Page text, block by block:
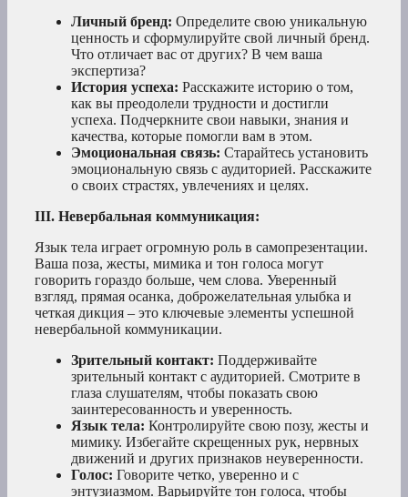
Личный бренд: Определите свою уникальную
ценность и сформулируйте свой личный бренд.
Что отличает вас от других? В чем ваша
экспертиза?
История успеха: Расскажите историю о том,
как вы преодолели трудности и достигли
успеха. Подчеркните свои навыки, знания и
качества, которые помогли вам в этом.
Эмоциональная связь: Старайтесь установить
эмоциональную связь с аудиторией. Расскажите
о своих страстях, увлечениях и целях.
III. Невербальная коммуникация:
Язык тела играет огромную роль в самопрезентации.
Ваша поза, жесты, мимика и тон голоса могут
говорить гораздо больше, чем слова. Уверенный
взгляд, прямая осанка, доброжелательная улыбка и
четкая дикция – это ключевые элементы успешной
невербальной коммуникации.
Зрительный контакт: Поддерживайте
зрительный контакт с аудиторией. Смотрите в
глаза слушателям, чтобы показать свою
заинтересованность и уверенность.
Язык тела: Контролируйте свою позу, жесты и
мимику. Избегайте скрещенных рук, нервных
движений и других признаков неуверенности.
Голос: Говорите четко, уверенно и с
энтузиазмом. Варьируйте тон голоса, чтобы